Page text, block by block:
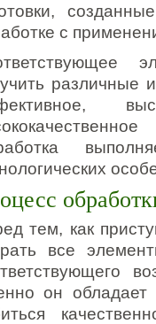
с
различные
тем, как
все
он обладает